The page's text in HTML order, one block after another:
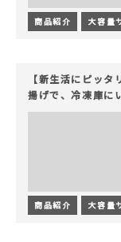
商品紹介 大容量
【新生活にピッ
揚げで、冷凍庫に
商品紹介 大容量